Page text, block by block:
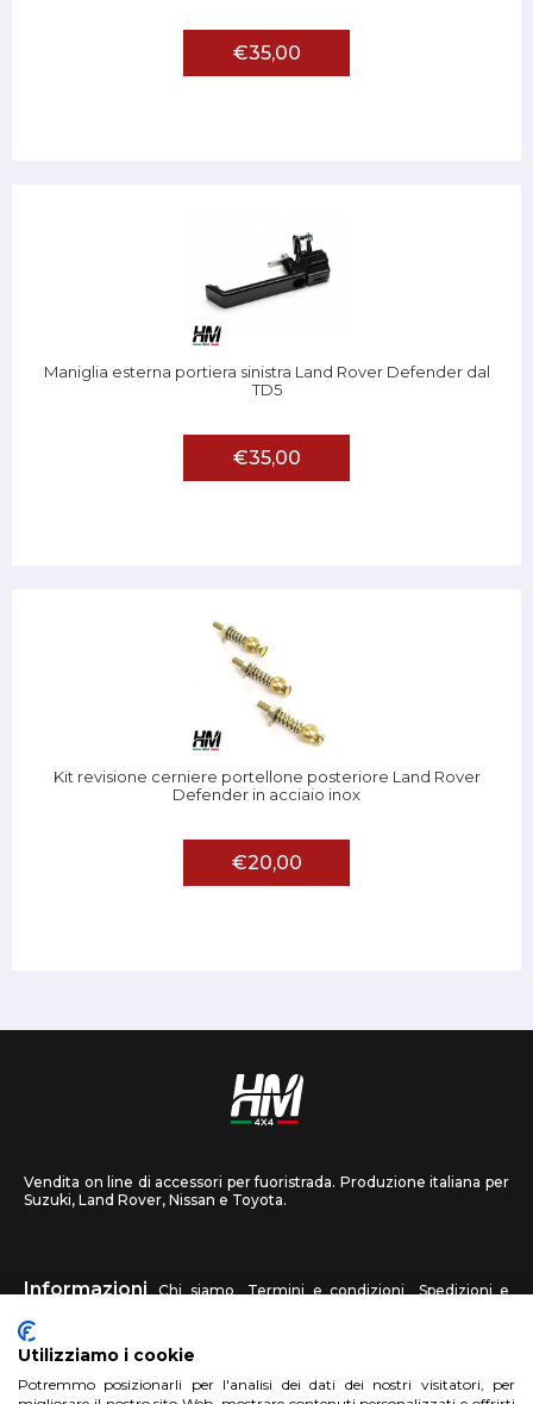
€35,00
Maniglia esterna portiera sinistra Land Rover Defender dal
TD5
€35,00
Kit revisione cerniere portellone posteriore Land Rover
Defender in acciaio inox
€20,00
Vendita on line di accessori per fuoristrada. Produzione italiana per
Suzuki, Land Rover, Nissan e Toyota.
Informazioni Chi siamo Termini e condizioni
Spedizioni e
recessi
HM4X4 FAQ Centri assistenza Invia una foto
Utilizziamo i cookie
Potremmo posizionarli per l'analisi dei dati dei nostri visitatori, per